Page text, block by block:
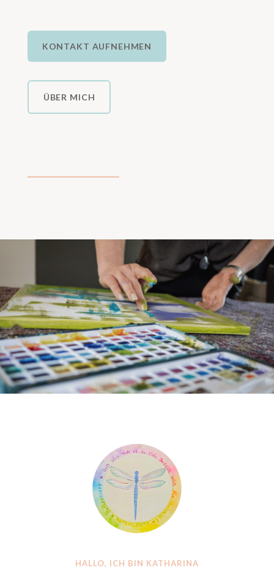
KONTAKT AUFNEHMEN
ÜBER MICH
HALLO, ICH BIN KATHARINA